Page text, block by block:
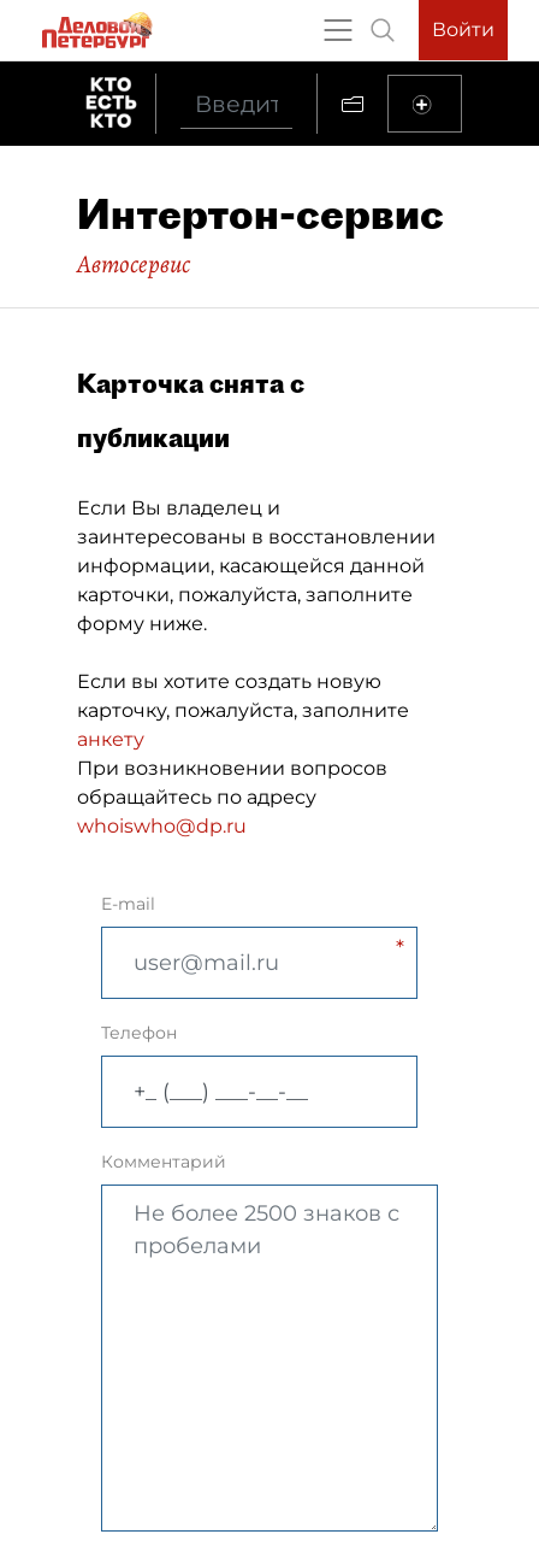
Войти
Интертон-сервис
Автосервис
Карточка снята с
публикации
Если Вы владелец и
заинтересованы в восстановлении
информации, касающейся данной
карточки, пожалуйста, заполните
форму ниже.
Если вы хотите создать новую
карточку, пожалуйста, заполните
анкету
При возникновении вопросов
обращайтесь по адресу
whoiswho@dp.ru
E-mail
Телефон
Комментарий